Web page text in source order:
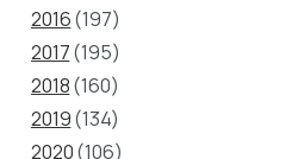
2016(197)
2017(195)
2018(160)
2019(134)
2020(106)